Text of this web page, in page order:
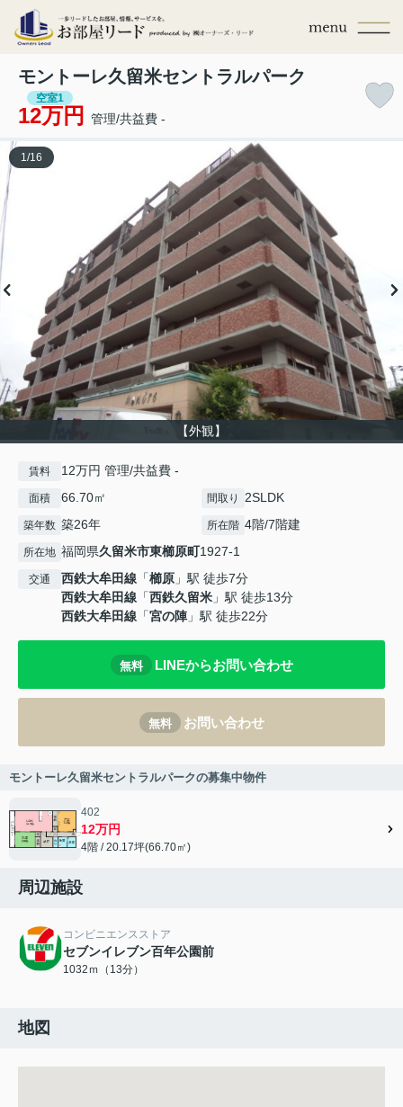
モントーレ久留米セントラルパーク
空室1
12万円 管理/共益費 -
【外観】
1 /16
賃料 12万円 管理/共益費 -
面積 66.70㎡ 間取り 2SLDK
築年数 築26年 所在階 4階/7階建
所在地 福岡県久留米市東櫛原町1927-1
交通 西鉄大牟田線 「櫛原 」駅 徒歩7分
西鉄大牟田線 「西鉄久留米 」駅 徒歩13分
西鉄大牟田線 「宮の陣」駅 徒歩22分
無料 LINEからお問い合わせ
無料 お問い合わせ
モントーレ久留米セントラルパークの募集中物件
402
12万円
4階 / 20.17坪(66.70㎡)
周辺施設
コンビニエンスストア
セブンイレブン百年公園前
1032ｍ（13分）
地図